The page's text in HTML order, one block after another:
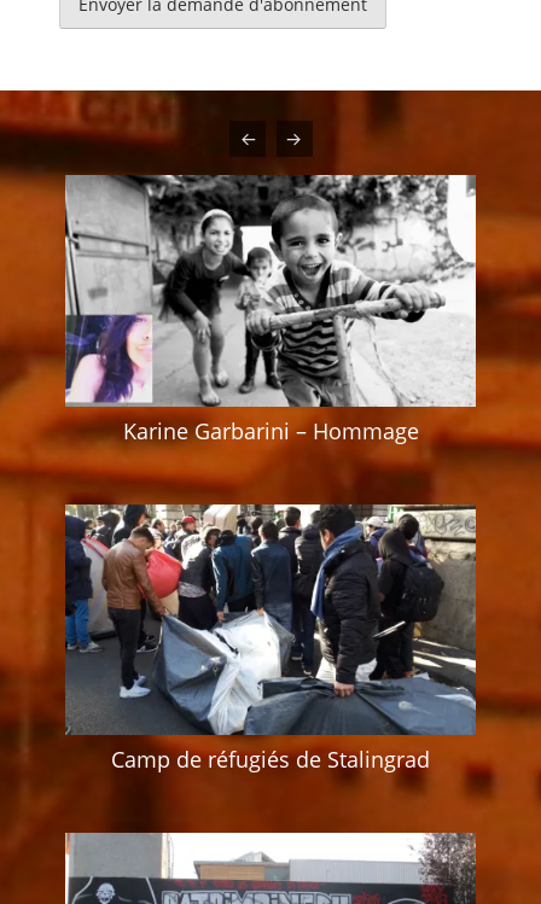
Karine Garbarini – Hommage
Camp de réfugiés de Stalingrad